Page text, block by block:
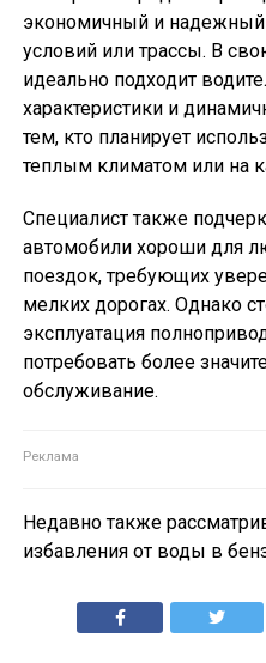
экономичный и надежный
условий или трассы. В
идеально подходит
характеристики и
тем, кто планирует
теплым климатом или на
Специалист также
автомобили хороши для
поездок, требующих
мелких дорогах. Однако
эксплуатация
потребовать более
обслуживание.
Недавно также
избавления от воды в